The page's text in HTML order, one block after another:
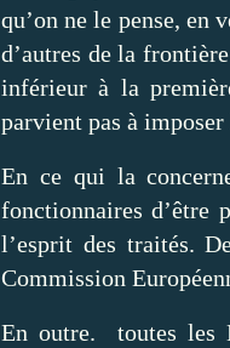
qu’on ne le pense, en
d’autres de la
inférieur à la
parvient pas à
En ce qui la
fonctionnaires d’être
l’esprit des traités.
Commission
En outre. toutes les